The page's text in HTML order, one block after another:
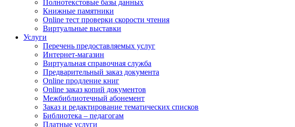
Полнотекстовые базы данных
Книжные памятники
Online тест проверки скорости чтения
Виртуальные выставки
Услуги
Перечень предоставляемых услуг
Интернет-магазин
Виртуальная справочная служба
Предварительный заказ документа
Online продление книг
Online заказ копий документов
Межбиблиотечный абонемент
Заказ и редактирование тематических списков
Библиотека – педагогам
Платные услуги